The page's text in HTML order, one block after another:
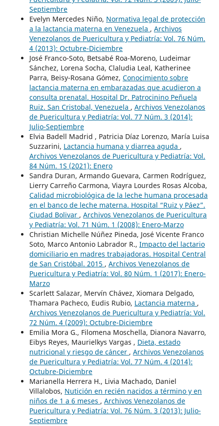
Septiembre
Evelyn Mercedes Niño, Normativa legal de protección
a la lactancia materna en Venezuela , Archivos
Venezolanos de Puericultura y Pediatría: Vol. 76 Núm.
4 (2013): Octubre-Diciembre
José Franco-Soto, Betsabé Roa-Moreno, Ludeimar
Sánchez, Lorena Socha, Claludia Leal, Katherinee
Parra, Beisy-Rosana Gómez, Conocimiento sobre
lactancia materna en embarazadas que acudieron a
consulta prenatal. Hospital Dr. Patrocinino Peñuela
Ruiz. San Cristobal, Venezuela , Archivos Venezolanos
de Puericultura y Pediatría: Vol. 77 Núm. 3 (2014):
Julio-Septiembre
Elvia Badell Madrid , Patricia Díaz Lorenzo, María Luisa
Suzzarini, Lactancia humana y diarrea aguda ,
Archivos Venezolanos de Puericultura y Pediatría: Vol.
84 Núm. 1S (2021): Enero
Sandra Duran, Armando Guevara, Carmen Rodríguez,
Lierry Carreño Carmona, Viayra Lourdes Rosas Alcoba,
Calidad microbiológica de la leche humana procesada
en el banco de leche materna. Hospital “Ruiz y Páez”.
Ciudad Bolivar , Archivos Venezolanos de Puericultura
y Pediatría: Vol. 71 Núm. 1 (2008): Enero-Marzo
Christian Michelle Núñez Pineda, José Vicente Franco
Soto, Marco Antonio Labrador R., Impacto del lactario
domiciliario en madres trabajadoras. Hospital Central
de San Cristóbal. 2015 , Archivos Venezolanos de
Puericultura y Pediatría: Vol. 80 Núm. 1 (2017): Enero-
Marzo
Scarlett Salazar, Mervín Chávez, Xiomara Delgado,
Thamara Pacheco, Eudis Rubio, Lactancia materna ,
Archivos Venezolanos de Puericultura y Pediatría: Vol.
72 Núm. 4 (2009): Octubre-Diciembre
Emilia Mora G., Filomena Moschella, Dianora Navarro,
Eibys Reyes, Maurielkys Vargas , Dieta, estado
nutricional y riesgo de cáncer , Archivos Venezolanos
de Puericultura y Pediatría: Vol. 77 Núm. 4 (2014):
Octubre-Diciembre
Marianella Herrera H., Livia Machado, Daniel
Villalobos, Nutición en recién nacidos a término y en
niños de 1 a 6 meses , Archivos Venezolanos de
Puericultura y Pediatría: Vol. 76 Núm. 3 (2013): Julio-
Septiembre